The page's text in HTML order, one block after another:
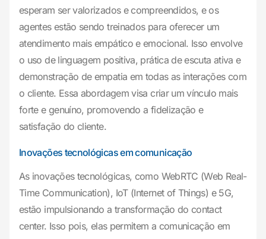
esperam ser valorizados e compreendidos, e os
agentes estão sendo treinados para oferecer um
atendimento mais empático e emocional. Isso envolve
o uso de linguagem positiva, prática de escuta ativa e
demonstração de empatia em todas as interações com
o cliente. Essa abordagem visa criar um vínculo mais
forte e genuíno, promovendo a fidelização e
satisfação do cliente.
Inovações tecnológicas em comunicação
As inovações tecnológicas, como WebRTC (Web Real-
Time Communication), IoT (Internet of Things) e 5G,
estão impulsionando a transformação do contact
center. Isso pois, elas permitem a comunicação em